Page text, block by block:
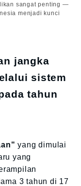
sangat penting —
menjadi kunci
jangka
sistem
tahun
yang dimulai
yang
3 tahun di 17